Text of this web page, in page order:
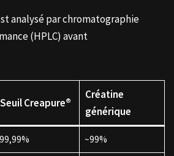
analysé par chromatographie
(HPLC) avant
Seuil Creapure®
Créatine
générique
99,99% ~99%